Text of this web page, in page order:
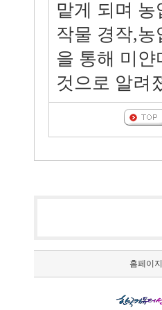
맡게 되며
작물 경작,
을 통해 미
것으로 알려
홈페이지